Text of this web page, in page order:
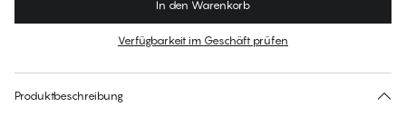
Für diesen Artikel gibt es keine empfohlene Größe
In den Warenkorb
Verfügbarkeit im Geschäft prüfen
Produktbeschreibung